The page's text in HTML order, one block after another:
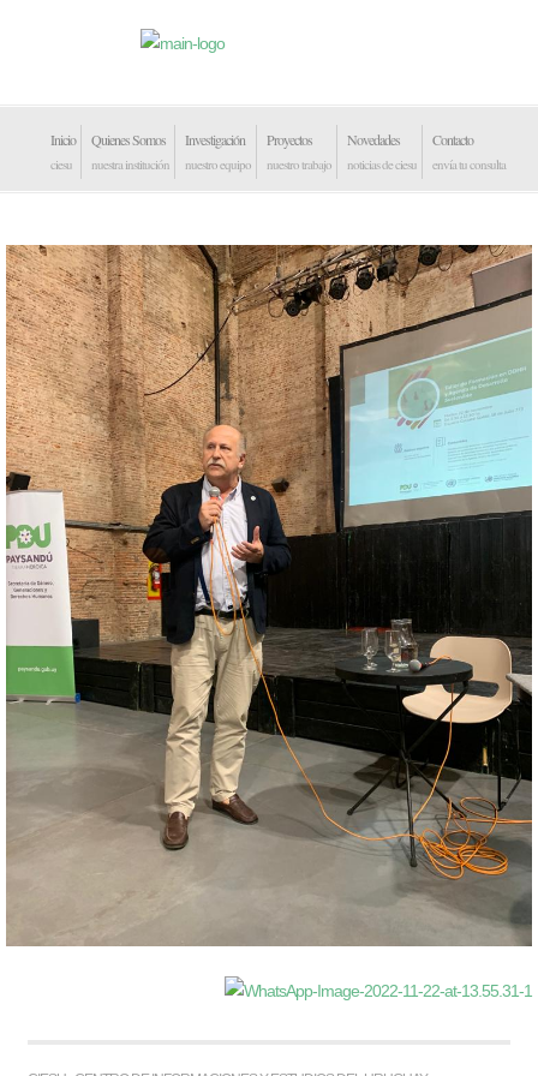
Inicio
ciesu
Quienes Somos
nuestra institución
Investigación
nuestro equipo
Proyectos
nuestro trabajo
Novedades
noticias de ciesu
Contacto
envía tu consulta